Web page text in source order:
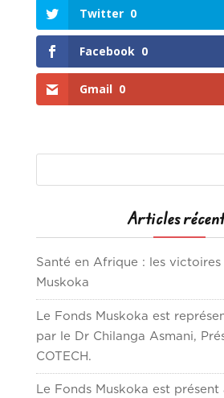
Twitter 0
Facebook 0
Gmail 0
Articles
Santé en Afrique : les victoires
Muskoka
Le Fonds Muskoka est
par le Dr Chilanga Asmani,
COTECH.
Le Fonds Muskoka est présent